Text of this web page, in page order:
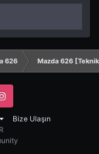
626 Mazda 626
Bize Ulaşın